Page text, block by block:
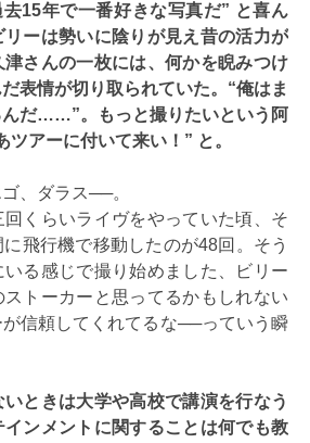
15年で一番好きな写真だ” と喜ん
ーは勢いに陰りが見え昔の活力が
さんの一枚には、何かを睨みつけ
表情が切り取られていた。“俺はま
んだ……”。もっと撮りたいという阿
ツアーに付いて来い！” と。
、ダラス──。
回くらいライヴをやっていた頃、そ
飛行機で移動したのが48回。そう
る感じで撮り始めました、ビリー
トーカーと思ってるかもしれない
信頼してくれてるな──っていう瞬
ときは大学や高校で講演を行なう
インメントに関することは何でも教